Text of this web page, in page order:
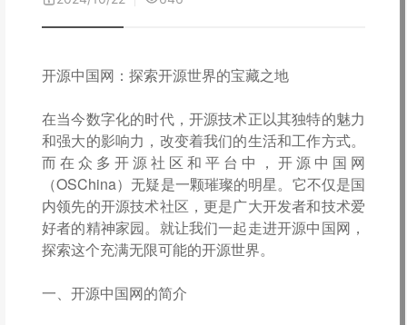
开源中国网：探索开源世界的宝藏之地
在当今数字化的时代，开源技术正以其独特的魅力
和强大的影响力，改变着我们的生活和工作方式。
而在众多开源社区和平台中，开源中国网
（OSChina）无疑是一颗璀璨的明星。它不仅是国
内领先的开源技术社区，更是广大开发者和技术爱
好者的精神家园。就让我们一起走进开源中国网，
探索这个充满无限可能的开源世界。
一、开源中国网的简介